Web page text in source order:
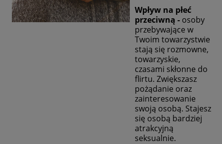
Wpływ na płeć
przeciwną - osoby
przebywające w
Twoim towarzystwie
stają się rozmowne,
towarzyskie,
czasami skłonne do
flirtu. Zwiększasz
pożądanie oraz
zainteresowanie
swoją osobą. Stajesz
się osobą bardziej
atrakcyjną
seksualnie.